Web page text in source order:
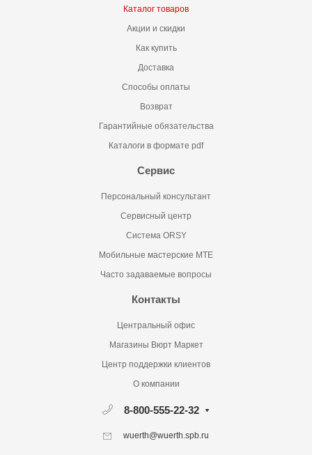
Каталог товаров
Акции и скидки
Как купить
Доставка
Способы оплаты
Возврат
Гарантийные обязательства
Каталоги в формате pdf
Сервис
Персональный консультант
Сервисный центр
Система ORSY
Мобильные мастерские MTE
Часто задаваемые вопросы
Контакты
Центральный офис
Магазины Вюрт Маркет
Центр поддержки клиентов
О компании
8-800-555-22-32
wuerth@wuerth.spb.ru